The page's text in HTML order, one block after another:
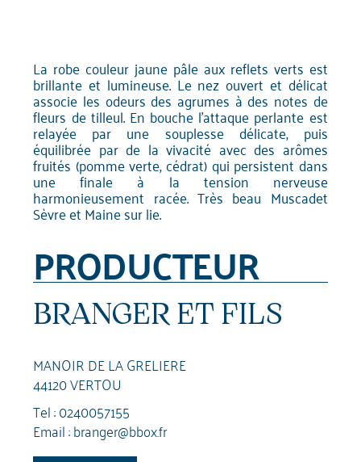
La robe couleur jaune pâle aux reflets verts est
brillante et lumineuse. Le nez ouvert et délicat
associe les odeurs des agrumes à des notes de
fleurs de tilleul. En bouche l'attaque perlante est
relayée par une souplesse délicate, puis
équilibrée par de la vivacité avec des arômes
fruités (pomme verte, cédrat) qui persistent dans
une finale à la tension nerveuse
harmonieusement racée. Très beau Muscadet
Sèvre et Maine sur lie.
PRODUCTEUR
BRANGER ET FILS
MANOIR DE LA GRELIERE
44120 VERTOU
Tel :0240057155
Email :branger@bbox.fr